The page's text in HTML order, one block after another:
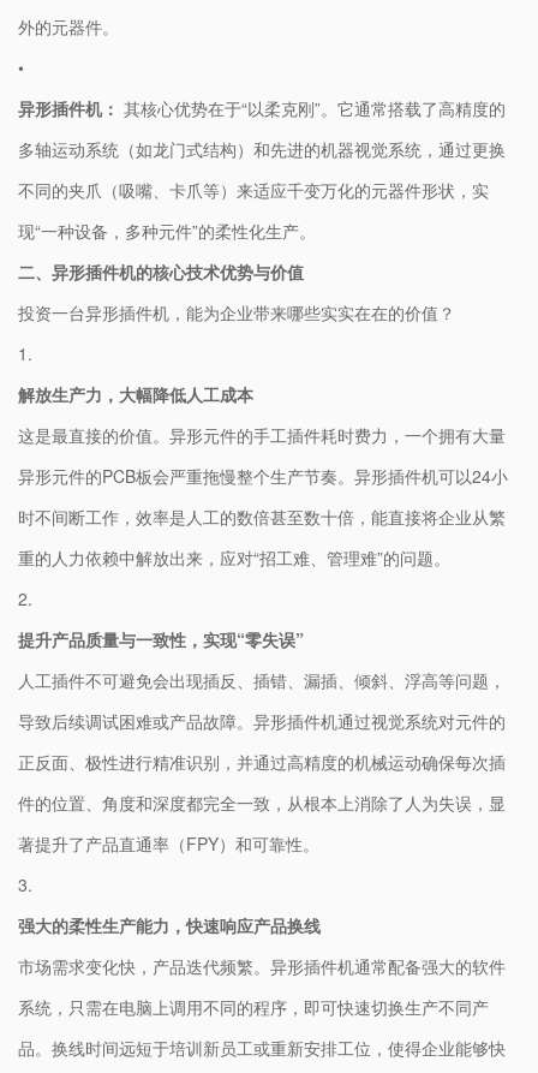
外的元器件。
•
​异形插件机：​ ​ 其核心优势在于“以柔克刚”。它通常搭载了高精度的
多轴运动系统（如龙门式结构）和先进的机器视觉系统，通过更换
不同的夹爪（吸嘴、卡爪等）来适应千变万化的元器件形状，实
现“一种设备，多种元件”的柔性化生产。
​二、异形插件机的核心技术优势与价值​
投资一台异形插件机，能为企业带来哪些实实在在的价值？
1.
​解放生产力，大幅降低人工成本​
这是最直接的价值。异形元件的手工插件耗时费力，一个拥有大量
异形元件的PCB板会严重拖慢整个生产节奏。异形插件机可以24小
时不间断工作，效率是人工的数倍甚至数十倍，能直接将企业从繁
重的人力依赖中解放出来，应对“招工难、管理难”的问题。
2.
​提升产品质量与一致性，实现“零失误”​
人工插件不可避免会出现插反、插错、漏插、倾斜、浮高等问题，
导致后续调试困难或产品故障。异形插件机通过视觉系统对元件的
正反面、极性进行精准识别，并通过高精度的机械运动确保每次插
件的位置、角度和深度都完全一致，从根本上消除了人为失误，显
著提升了产品直通率（FPY）和可靠性。
3.
​强大的柔性生产能力，快速响应产品换线​
市场需求变化快，产品迭代频繁。异形插件机通常配备强大的软件
系统，只需在电脑上调用不同的程序，即可快速切换生产不同产
品。换线时间远短于培训新员工或重新安排工位，使得企业能够快